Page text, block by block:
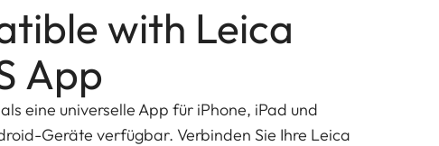
with Leica
App
eine universelle App für iPhone, iPad und
Geräte verfügbar. Verbinden Sie Ihre Leica